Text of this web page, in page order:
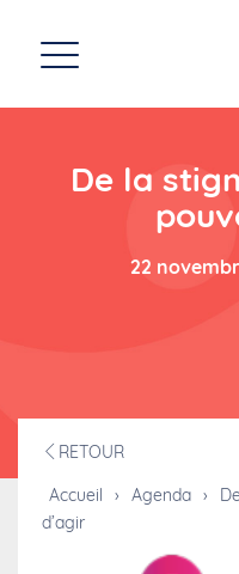
De la
22
RETOUR
Accueil
› Agenda ›
d’agir